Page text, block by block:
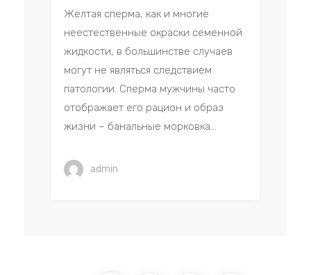
Желтая сперма, как и многие
неестественные окраски семенной
жидкости, в большинстве случаев
могут не являться следствием
патологии. Сперма мужчины часто
отображает его рацион и образ
жизни – банальные морковка...
admin